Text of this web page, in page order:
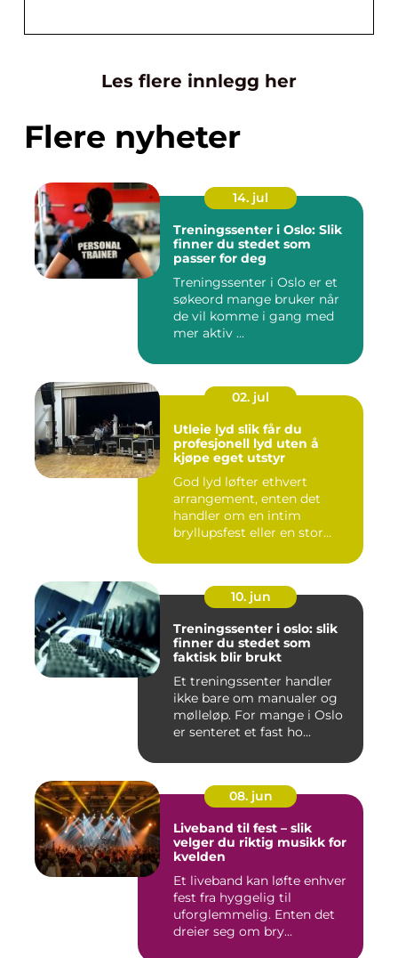
Les flere innlegg her
Flere nyheter
14. jul
Treningssenter i Oslo: Slik
finner du stedet som
passer for deg
Treningssenter i Oslo er et
søkeord mange bruker når
de vil komme i gang med
mer aktiv ...
02. jul
Utleie lyd slik får du
profesjonell lyd uten å
kjøpe eget utstyr
God lyd løfter ethvert
arrangement, enten det
handler om en intim
bryllupsfest eller en stor
10. jun
Treningssenter i oslo: slik
finner du stedet som
faktisk blir brukt
Et treningssenter handler
ikke bare om manualer og
mølleløp. For mange i Oslo
er senteret et fast ho...
08. jun
Liveband til fest – slik
velger du riktig musikk for
kvelden
Et liveband kan løfte enhver
fest fra hyggelig til
uforglemmelig. Enten det
dreier seg om bry...